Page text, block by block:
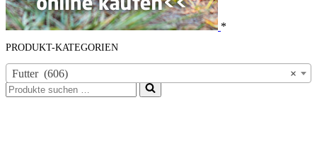
*
PRODUKT-KATEGORIEN
×
Futter (606)
Suchen
nach …